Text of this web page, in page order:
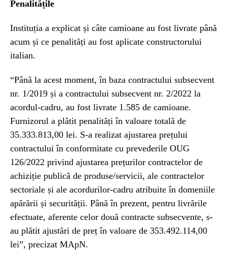
Penalitățile
Instituția a explicat și câte camioane au fost livrate până
acum și ce penalități au fost aplicate constructorului
italian.
“Până la acest moment, în baza contractului subsecvent
nr. 1/2019 și a contractului subsecvent nr. 2/2022 la
acordul-cadru, au fost livrate 1.585 de camioane.
Furnizorul a plătit penalități în valoare totală de
35.333.813,00 lei. S-a realizat ajustarea prețului
contractului în conformitate cu prevederile OUG
126/2022 privind ajustarea prețurilor contractelor de
achiziție publică de produse/servicii, ale contractelor
sectoriale și ale acordurilor-cadru atribuite în domeniile
apărării și securității. Până în prezent, pentru livrările
efectuate, aferente celor două contracte subsecvente, s-
au plătit ajustări de preț în valoare de 353.492.114,00
lei”, precizat MApN.